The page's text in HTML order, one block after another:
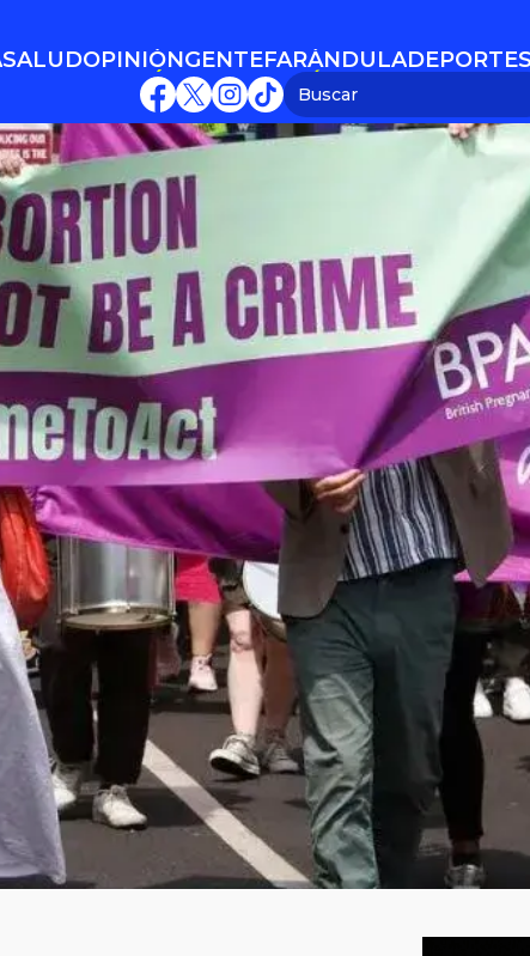
SALUDOPINIÓN
OPINIÓN
GENTE
GENTE
FARÁNDULA
FARÁNDULA
DEPORTES